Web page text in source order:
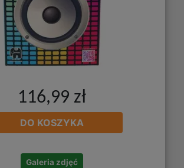
116,99 zł
DO KOSZYKA
Galeria zdjęć